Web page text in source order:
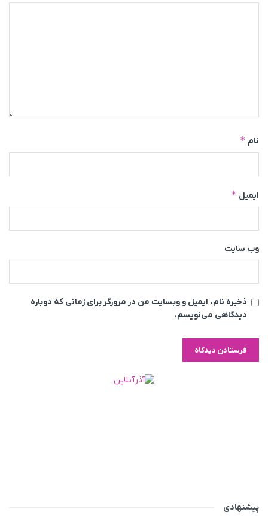
نام *
ایمیل *
وب‌ سایت
ذخیره نام، ایمیل و وبسایت من در مرورگر برای زمانی که دوباره
دیدگاهی می‌نویسم.
پیشنهادی